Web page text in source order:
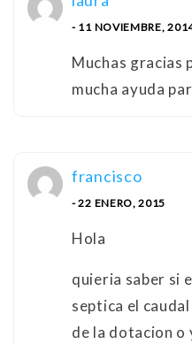
- 11 NOVIEMBRE,
Muchas gracias
mucha ayuda
francisco
- 22 ENERO, 2015
Hola
quieria saber si
septica el
de la dotacion o